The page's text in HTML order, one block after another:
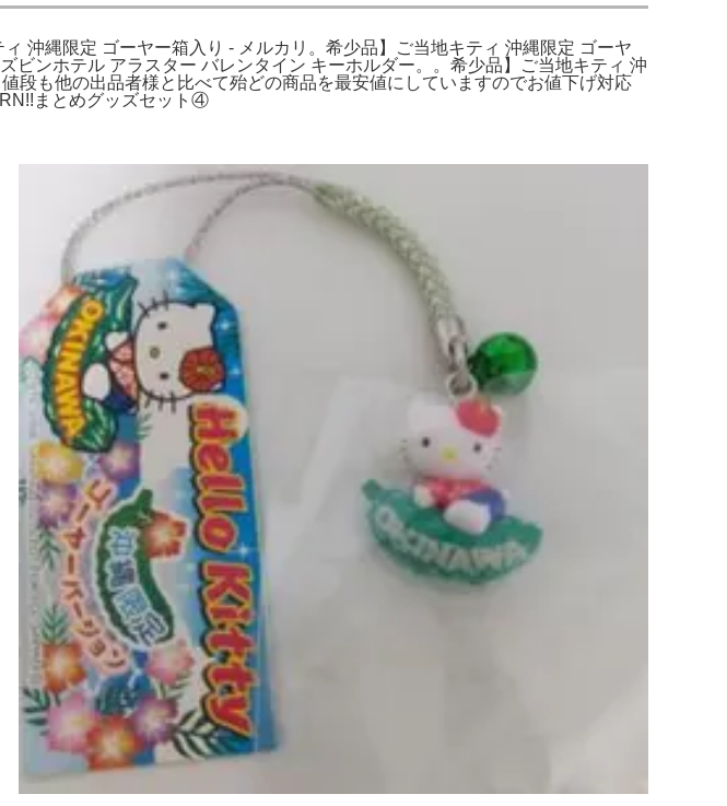
沖縄限定 ゴーヤー箱入り - メルカリ。希少品】ご当地キティ 沖縄限定 ゴーヤ
ンホテル アラスター バレンタイン キーホルダー。。希少品】ご当地キティ 沖
段も他の出品者様と比べて殆どの商品を最安値にしていますのでお値下げ対応
まとめグッズセット④